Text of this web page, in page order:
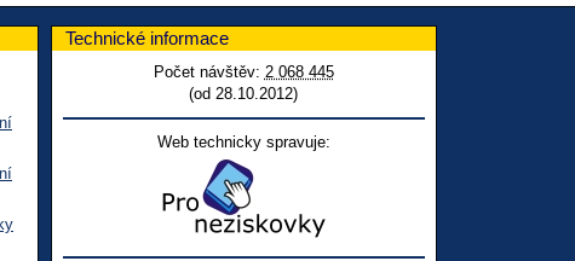
Technické informace
Počet návštěv: 2 068 445
(od 28.10.2012)
Web technicky spravuje: